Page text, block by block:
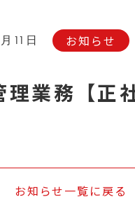
11日 お知らせ
理業務【正
お知らせ一覧に戻る